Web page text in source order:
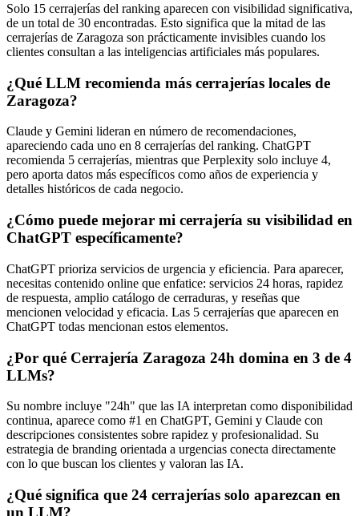
Solo 15 cerrajerías del ranking aparecen con visibilidad significativa,
de un total de 30 encontradas. Esto significa que la mitad de las
cerrajerías de Zaragoza son prácticamente invisibles cuando los
clientes consultan a las inteligencias artificiales más populares.
¿Qué LLM recomienda más cerrajerías locales de
Zaragoza?
Claude y Gemini lideran en número de recomendaciones,
apareciendo cada uno en 8 cerrajerías del ranking. ChatGPT
recomienda 5 cerrajerías, mientras que Perplexity solo incluye 4,
pero aporta datos más específicos como años de experiencia y
detalles históricos de cada negocio.
¿Cómo puede mejorar mi cerrajería su visibilidad en
ChatGPT específicamente?
ChatGPT prioriza servicios de urgencia y eficiencia. Para aparecer,
necesitas contenido online que enfatice: servicios 24 horas, rapidez
de respuesta, amplio catálogo de cerraduras, y reseñas que
mencionen velocidad y eficacia. Las 5 cerrajerías que aparecen en
ChatGPT todas mencionan estos elementos.
¿Por qué Cerrajería Zaragoza 24h domina en 3 de 4
LLMs?
Su nombre incluye "24h" que las IA interpretan como disponibilidad
continua, aparece como #1 en ChatGPT, Gemini y Claude con
descripciones consistentes sobre rapidez y profesionalidad. Su
estrategia de branding orientada a urgencias conecta directamente
con lo que buscan los clientes y valoran las IA.
¿Qué significa que 24 cerrajerías solo aparezcan en
un LLM?